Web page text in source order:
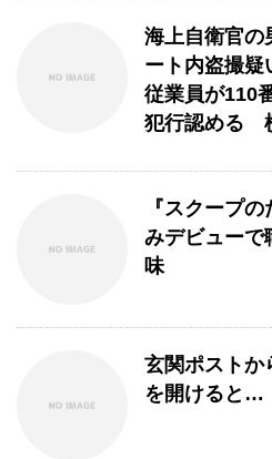
海上自衛官の
ート内盗撮
従業員が110
犯行認める
『スクープ
みデビューで
味
玄関ポストか
を開けると…